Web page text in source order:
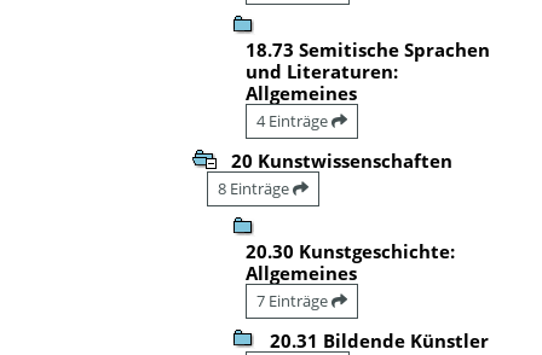
18.73 Semitische Sprachen
und Literaturen:
Allgemeines
4 Einträge
20 Kunstwissenschaften
8 Einträge
20.30 Kunstgeschichte:
Allgemeines
7 Einträge
20.31 Bildende Künstler